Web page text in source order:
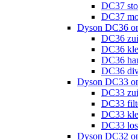
DC37
DC37
Dyson DC36
DC36
DC36
DC36
DC36
Dyson DC33
DC33
DC33
DC33
DC33
Dyson DC32